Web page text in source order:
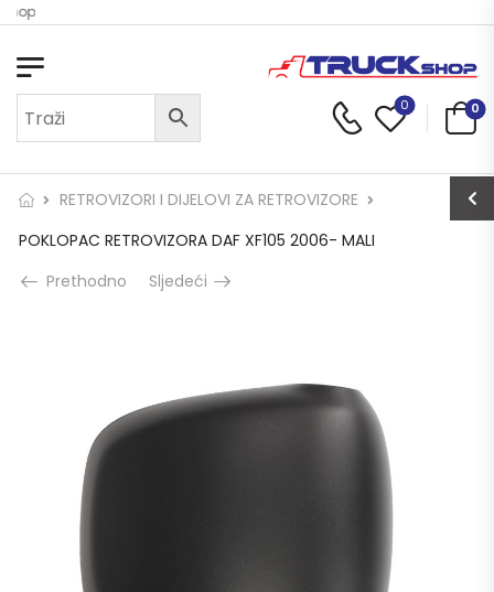
0 0
RETROVIZORI I DIJELOVI ZA RETROVIZORE
POKLOPAC RETROVIZORA DAF XF105 2006- MALI
Prethodno
Sljedeći